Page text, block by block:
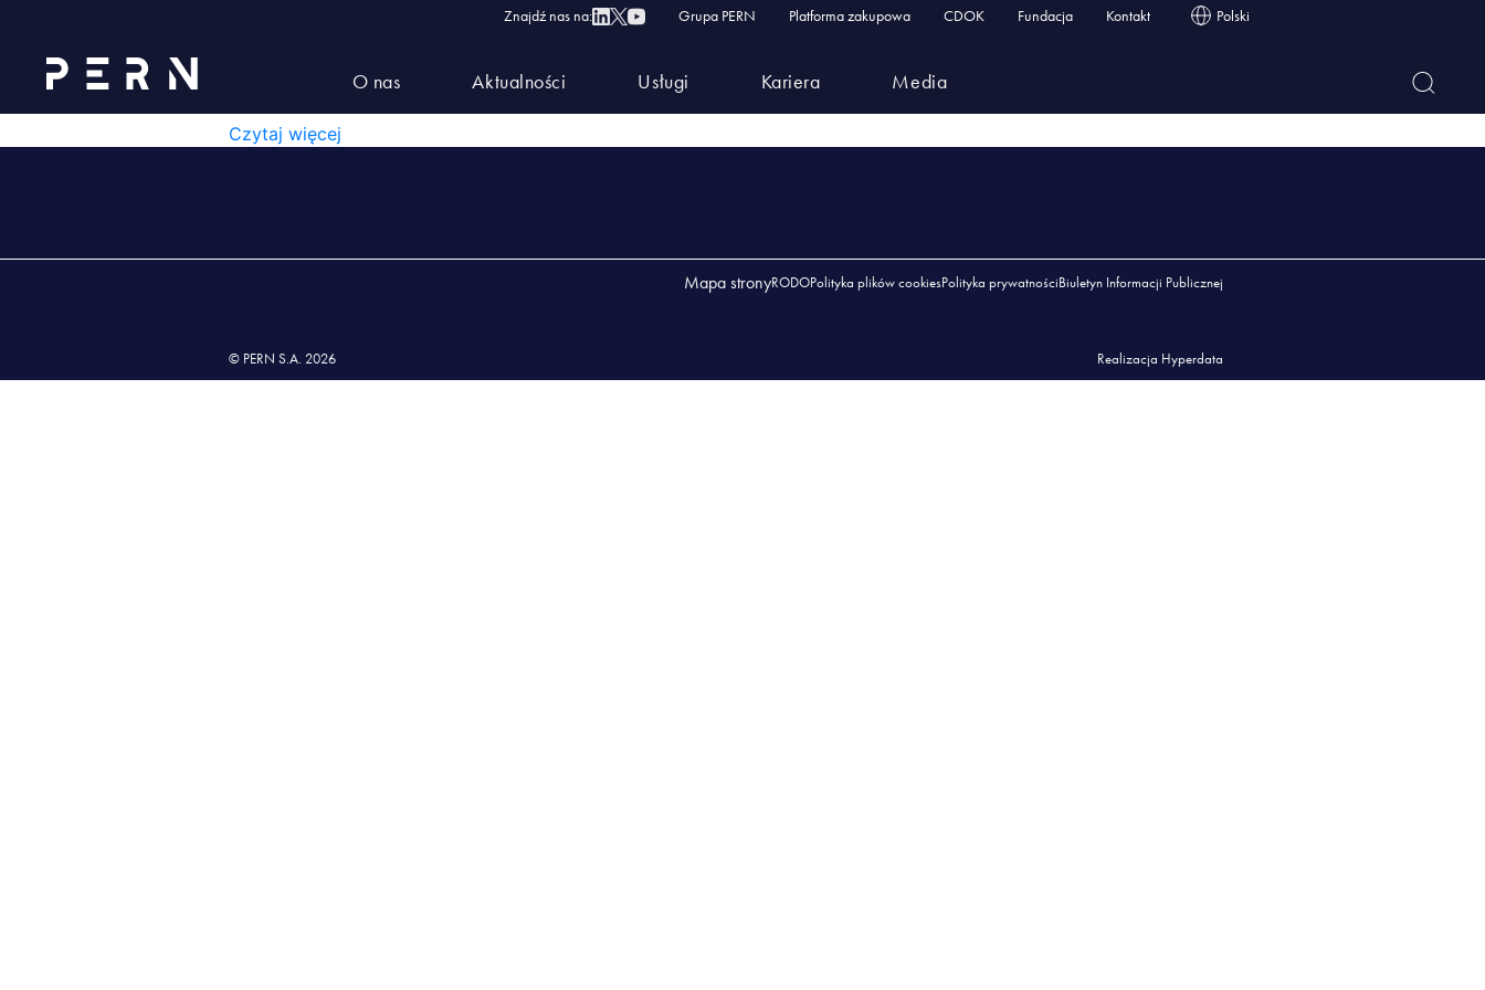
Znajdź nas na: Grupa PERN Platforma zakupowa CDOK Fundacja Kontakt Polski
O nas Aktualności Usługi Kariera Media
Lista nr 11 wyd. II z dnia 01.02.2024 Laboratorium w Gdańsku
LISTA NR 11 WYD. II Z DNIA 01.02.2024 LABORATORIUM W GDAŃSKU
LISTA NR 11 WYD. II Z DNIA 01.02.2024 LABORATORIUM W GDAŃSKU
Czytaj więcej
Mapa stronyRODOPolityka plików cookiesPolityka prywatnościBiuletyn Informacji Publicznej
© PERN S.A. 2026 Realizacja Hyperdata